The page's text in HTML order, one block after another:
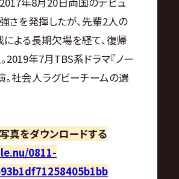
さを発揮したが、先輩2人の
よる長期欠場を経て、復帰
年7月TBS系ドラマ『ノー
。社会人ラグビーチームの選
真をダウンロードする
0811-